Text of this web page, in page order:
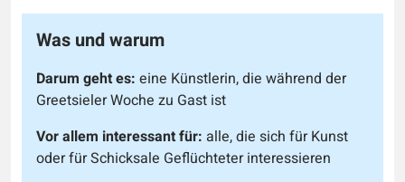
Was und warum
Darum geht es: eine Künstlerin, die während der
Greetsieler Woche zu Gast ist
Vor allem interessant für: alle, die sich für Kunst
oder für Schicksale Geflüchteter interessieren